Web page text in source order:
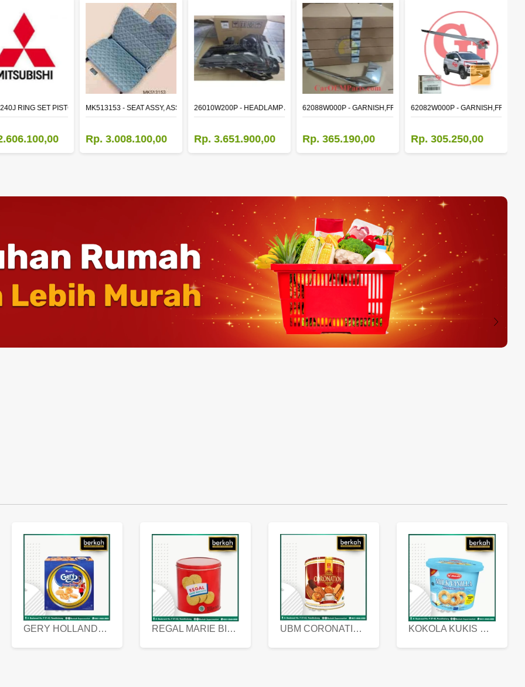
LHRING SET PISTON STDMK513153 - SEAT ASSY, ASSISTANT
Rp. 3.008.100,00
26010W200P - HEADLAMP ASSY,RH
Rp. 3.651.900,00
62088W000P - GARNISH,FR BUMPER SIDE
Rp. 365.190,00
62082W000P - GARNISH,FR
Rp. 305.250,00
>
GERY HOLLANDA BUTTER COOKIES 450 GRAM REGAL MARIE BISCUIT KALENG 550 GRAM UBM CORONATION ASSORTED BISKUIT KALENG 450 GRAM KOKOLA KUKIS HYGIENIC MILK VANILLA PACK 320 GR